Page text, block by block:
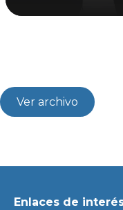
Ver archivo
Enlaces de